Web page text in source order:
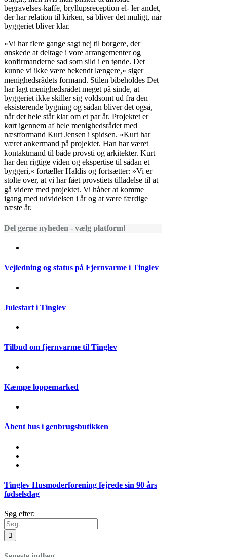
begravelses-kaffe, bryllupsreception el- ler andet,
der har relation til kirken, så bliver det muligt, når
byggeriet bliver klar.
»Vi har flere gange sagt nej til borgere, der
ønskede at deltage i vore arrangementer og
konfirmanderne sad som sild i en tønde. Det
kunne vi ikke være bekendt længere,« siger
menighedsrådets formand. Stilen bibeholdes Det
har lagt menighedsrådet meget på sinde, at
byggeriet ikke skiller sig voldsomt ud fra den
eksisterende bygning og sådan bliver det også,
når det hele står klar om et par år. Projektet er
kørt igennem af hele menighedsrådet med
næstformand Kurt Jensen i spidsen. »Kurt har
været ankermand på projektet. Han har været
kontaktmand til både provsti og arkitekter. Kurt
har den rigtige viden og ekspertise til sådan et
byggeri,« fortæller Haldis og fortsætter: »Vi er
stolte over, at vi har fået provstiets tilladelse til at
gå videre med projektet. Vi håber at komme
igang med udvidelsen i år og at være færdige
næste år.
Del gerne nyheden - vælg platform!
Vejledning og status på Fjernvarme i Tinglev
Julestart i Tinglev
Tilbud om fjernvarme til Tinglev
Kæmpe loppemarked
Åbent hus i genbrugsbutikken
Tinglev Husmoderforening fejrede sin 90 års
fødselsdag
Søg efter: